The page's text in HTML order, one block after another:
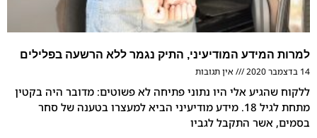
המודיעיני, התיק נגמר ללא הרשעה בפלילים
אין תגובות
אלי היו נתוני פתיחה לא פשוטים: מדובר היה בקטין
מתחת לגיל 18. מידע מודיעיני הביא למעצרו בטענה של סחר
התקבל לגביו